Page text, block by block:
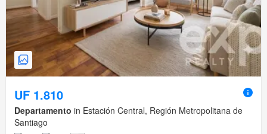
UF 1.810
Departamento in Estación Central, Región Metropolitana de
Santiago